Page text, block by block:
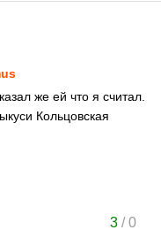
же ей что я считал.
Кольцовская
3/0